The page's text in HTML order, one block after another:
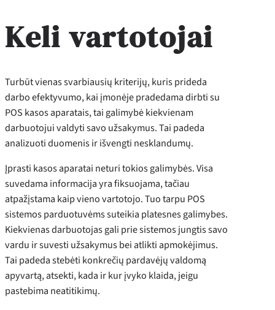
Keli vartotojai
Turbūt vienas svarbiausių kriterijų, kuris prideda
darbo efektyvumo, kai įmonėje pradedama dirbti su
POS kasos aparatais, tai galimybė kiekvienam
darbuotojui valdyti savo užsakymus. Tai padeda
analizuoti duomenis ir išvengti nesklandumų.
Įprasti kasos aparatai neturi tokios galimybės. Visa
suvedama informacija yra fiksuojama, tačiau
atpažįstama kaip vieno vartotojo. Tuo tarpu POS
sistemos parduotuvėms suteikia platesnes galimybes.
Kiekvienas darbuotojas gali prie sistemos jungtis savo
vardu ir suvesti užsakymus bei atlikti apmokėjimus.
Tai padeda stebėti konkrečių pardavėjų valdomą
apyvartą, atsekti, kada ir kur įvyko klaida, jeigu
pastebima neatitikimų.